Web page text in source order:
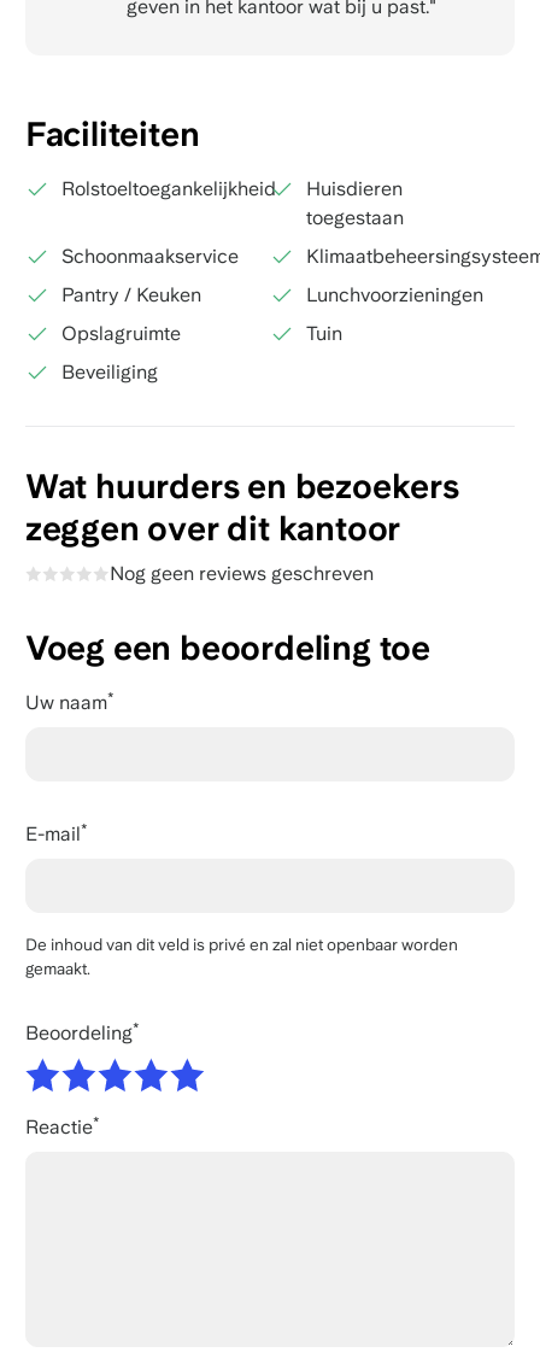
geven in het kantoor wat bij u past."
Faciliteiten
Rolstoeltoegankelijkheid
Huisdieren
toegestaan
Schoonmaakservice
Pantry / Keuken
Lunchvoorzieningen
Opslagruimte
Tuin
Beveiliging
Wat huurders en bezoekers
zeggen over dit kantoor
Nog geen reviews geschreven
Voeg een beoordeling toe
Uw naam
E-mail
De inhoud van dit veld is privé en zal niet openbaar worden
gemaakt.
Beoordeling
Reactie